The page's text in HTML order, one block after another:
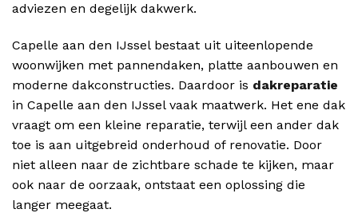
adviezen en degelijk dakwerk.
Capelle aan den IJssel bestaat uit uiteenlopende
woonwijken met pannendaken, platte aanbouwen en
moderne dakconstructies. Daardoor is dakreparatie
in Capelle aan den IJssel vaak maatwerk. Het ene dak
vraagt om een kleine reparatie, terwijl een ander dak
toe is aan uitgebreid onderhoud of renovatie. Door
niet alleen naar de zichtbare schade te kijken, maar
ook naar de oorzaak, ontstaat een oplossing die
langer meegaat.